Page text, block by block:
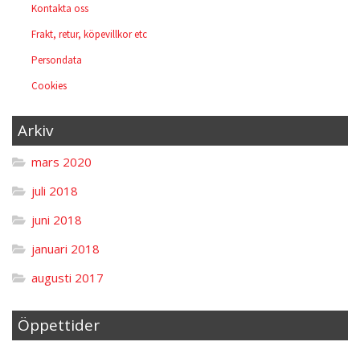
Kontakta oss
Frakt, retur, köpevillkor etc
Persondata
Cookies
Arkiv
mars 2020
juli 2018
juni 2018
januari 2018
augusti 2017
Öppettider